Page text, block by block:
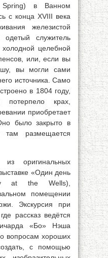
Spring) в Ванном
с конца XVIII века
железистой
одетый служитель
целебной
или, если вы
вы могли сами
источника. Само
в 1804 году,
крах,
приобретает
было закрыто в
размещается
оригинальных
«Один день
at the Wells),
помещении
Экскурсия при
рассказ ведётся
«Бо» Нэша
вопросам хороших
с помощью